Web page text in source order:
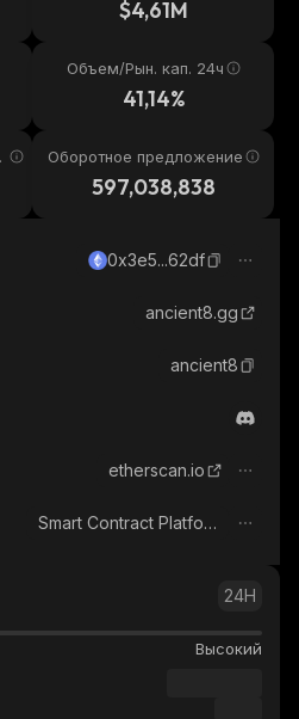
$4,61M
Объем/Рын. кап. 24ч
41,14%
Оборотное предложение
597,038,838
0x3e5...62df
ancient8.gg
ancient8
etherscan.io
Smart Contract Platform
24H
Высокий